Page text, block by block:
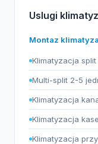
Uslugi
Montaz
Klimatyzacja
Multi-split 2-5
Klimatyzacja
Klimatyzacja
Klimatyzacja